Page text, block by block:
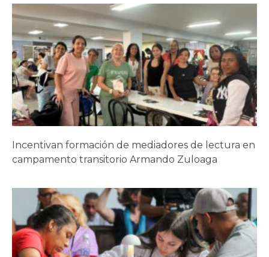
Incentivan formación de mediadores de lectura en
campamento transitorio Armando Zuloaga